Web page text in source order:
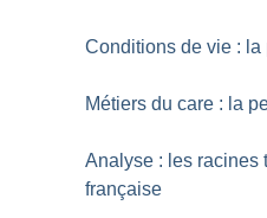
Conditions de vie :
Métiers du care : la
Analyse : les racines
française